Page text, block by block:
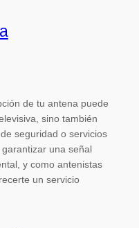
de tu antena puede
sino también
seguridad o servicios
una señal
y como antenistas
un servicio